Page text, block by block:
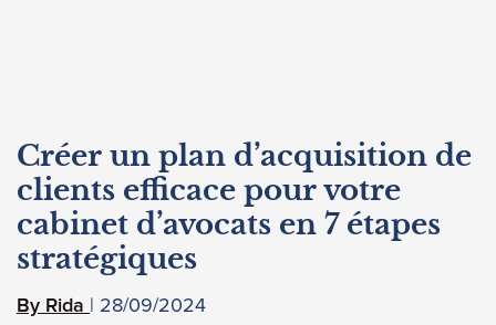
Créer un plan d’acquisition de
clients efficace pour votre
cabinet d’avocats en 7 étapes
stratégiques
Rida 28/09/2024